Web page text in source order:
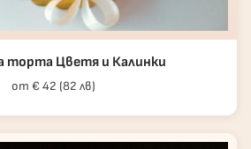
торта Цветя и Калинки
от € 42 (82 лв)